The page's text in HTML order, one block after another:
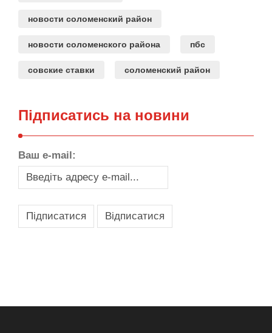
новости соломенский район
новости соломенского района пбс
совские ставки соломенский район
Підписатись на новини
Ваш e-mail: